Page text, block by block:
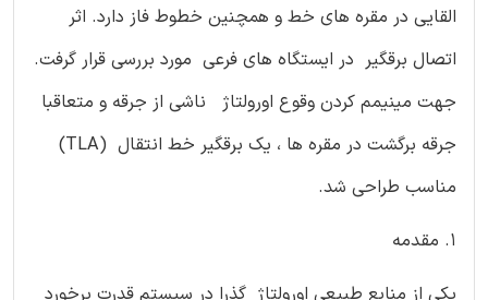
القایی در مقره های خط و همچنین خطوط فاز دارد. اثر
اتصال برقگیر در ایستگاه های فرعی مورد بررسی قرار گرفت.
جهت مینیمم کردن وقوع اورولتاژ ناشی از جرقه و متعاقبا
جرقه برگشت در مقره ها ، یک برقگیر خط انتقال (TLA)
مناسب طراحی شد.
1. مقدمه
یکی از منابع طبیعی اورولتاژ گذرا در سیستم قدرت برخورد